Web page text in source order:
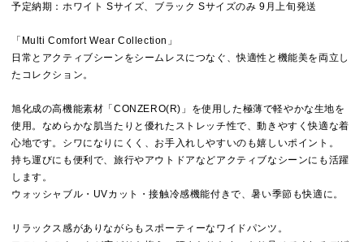
予定納期：ホワイト Sサイズ、ブラック Sサイズのみ 9月上旬発送
「Multi Comfort Wear Collection」
日常とアクティブシーンをシームレスにつなぐ、快適性と機能美を両立し
たコレクション。
旭化成の高機能素材「CONZERO(R)」を使用した極薄で軽やかな生地を
使用。なめらかな肌当たりと優れたストレッチ性で、動きやすく快適な着
心地です。シワになりにくく、お手入れしやすいのも嬉しいポイント。
持ち運びにも便利で、旅行やアウトドアなどアクティブなシーンにも活躍
します。
ウォッシャブル・UVカット・接触冷感機能付きで、暑い季節も快適に。
リラックス感がありながらもスポーティーなワイドパンツ。